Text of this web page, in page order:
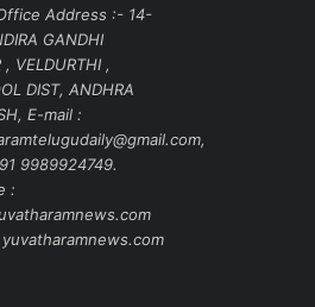
Address :- 14-
GANDHI
, VELDURTHI ,
DIST, ANDHRA
E-mail :
9989924749.
: